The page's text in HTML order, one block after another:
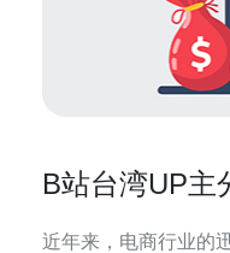
B站台湾UP主
近年来，电商行业的